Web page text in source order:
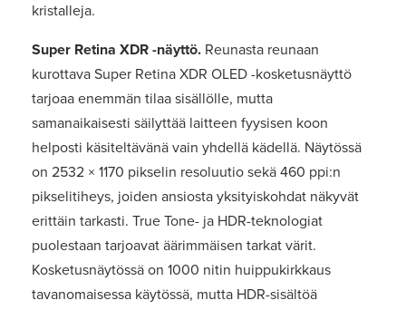
kristalleja.
Super Retina XDR -näyttö. Reunasta reunaan
kurottava Super Retina XDR OLED -kosketusnäyttö
tarjoaa enemmän tilaa sisällölle, mutta
samanaikaisesti säilyttää laitteen fyysisen koon
helposti käsiteltävänä vain yhdellä kädellä. Näytössä
on 2532 × 1170 pikselin resoluutio sekä 460 ppi:n
pikselitiheys, joiden ansiosta yksityiskohdat näkyvät
erittäin tarkasti. True Tone- ja HDR-teknologiat
puolestaan tarjoavat äärimmäisen tarkat värit.
Kosketusnäytössä on 1000 nitin huippukirkkaus
tavanomaisessa käytössä, mutta HDR-sisältöä